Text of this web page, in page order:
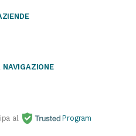
NAVIGAZIONE
al Program